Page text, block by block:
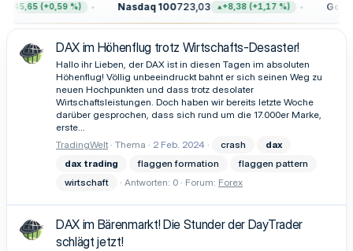
+45,65 (+0,59 %) Nasdaq 100723,03 +8,38 (+1,17 %) Gold
DAX im Höhenflug trotz Wirtschafts-Desaster!
Hallo ihr Lieben, der DAX ist in diesen Tagen im absoluten
Höhenflug! Völlig unbeeindruckt bahnt er sich seinen Weg zu
neuen Hochpunkten und dass trotz desolater
Wirtschaftsleistungen. Doch haben wir bereits letzte Woche
darüber gesprochen, dass sich rund um die 17.000er Marke,
erste...
TradingWelt Thema 2 Feb. 2024 crash
dax
dax trading flaggen formation
flaggen pattern
wirtschaft
Antworten: 0 Forum: Forex
DAX im Bärenmarkt! Die Stunder der DayTrader
schlägt jetzt!